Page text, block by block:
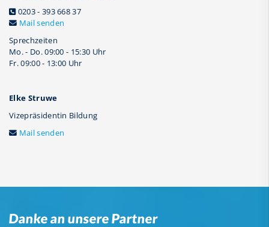
0203 - 393 668 37
Mail senden
Sprechzeiten
Mo. - Do. 09:00 - 15:30 Uhr
Fr. 09:00 - 13:00 Uhr
Elke Struwe
Vizepräsidentin Bildung
Mail senden
Danke an unsere Partner